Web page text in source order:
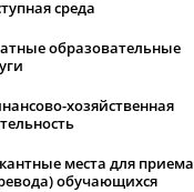
среда
образовательные
хозяйственная
места для приема
обучающихся